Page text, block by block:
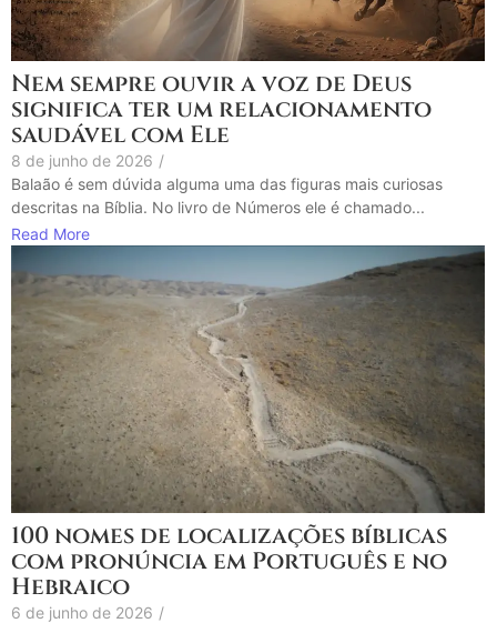
Nem sempre ouvir a voz de Deus
significa ter um relacionamento
saudável com Ele
8 de junho de 2026 /
Balaão é sem dúvida alguma uma das figuras mais curiosas
descritas na Bíblia. No livro de Números ele é chamado...
Read More
100 nomes de localizações bíblicas
com pronúncia em Português e no
Hebraico
6 de junho de 2026 /